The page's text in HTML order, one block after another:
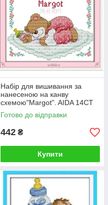
Набір для вишивання за
нанесеною на канву
схемою"Margot". AIDA 14CT
printed, 25*20 см
Готово до відправки
442 ₴
Купити